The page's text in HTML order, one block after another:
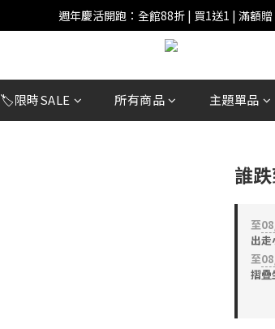
週年慶活開跑：全館88折 | 買1送1 | 滿額贈
週年慶活開跑：全館88折 | 買1送1 | 滿額贈
全館滿 $999 即享免運費！
週年慶活開跑：全館88折 | 買1送1 | 滿額
🏷️限時SALE 所有商品 主題單品
誰
至
出走
至
摺疊